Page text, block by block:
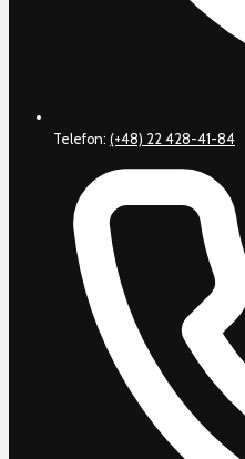
Telefon: (+48) 22 428-41-84